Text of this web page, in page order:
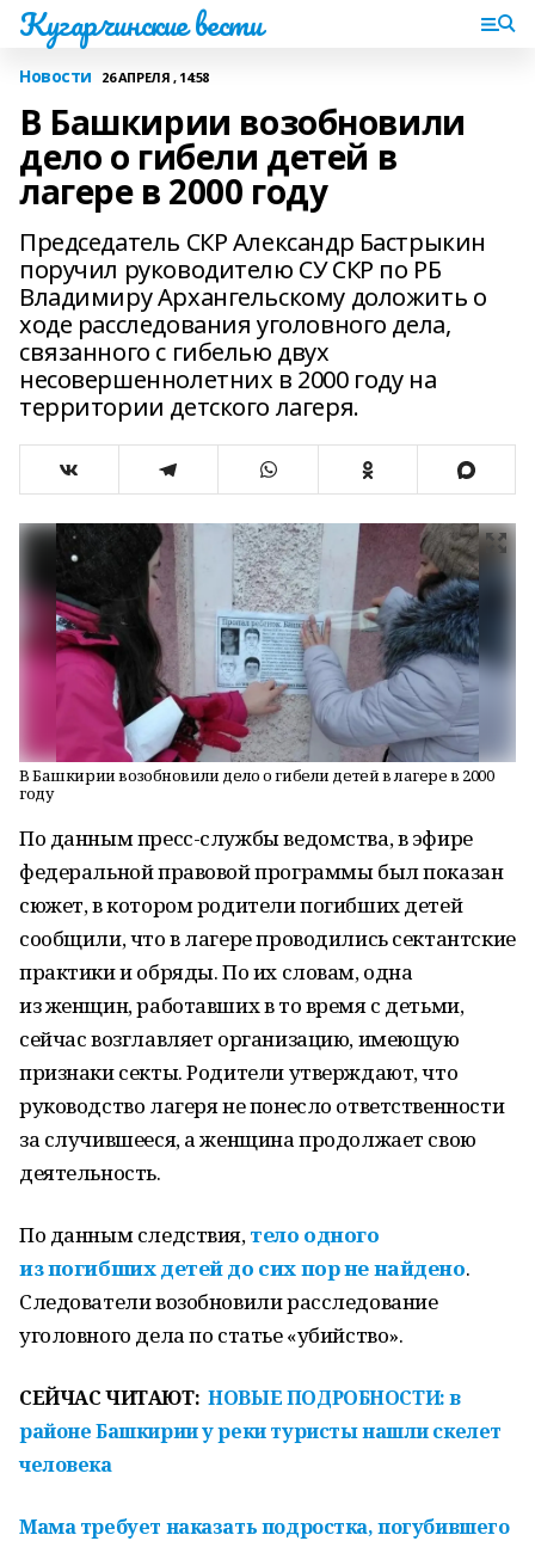
Кугарчинские вести
Новости 26 АПРЕЛЯ , 14:58
В Башкирии возобновили
дело о гибели детей в
лагере в 2000 году
Председатель СКР Александр Бастрыкин
поручил руководителю СУ СКР по РБ
Владимиру Архангельскому доложить о
ходе расследования уголовного дела,
связанного с гибелью двух
несовершеннолетних в 2000 году на
территории детского лагеря.
В Башкирии возобновили дело о гибели детей в лагере в 2000
году
По данным пресс-службы ведомства, в эфире
федеральной правовой программы был показан
сюжет, в котором родители погибших детей
сообщили, что в лагере проводились сектантские
практики и обряды. По их словам, одна
из женщин, работавших в то время с детьми,
сейчас возглавляет организацию, имеющую
признаки секты. Родители утверждают, что
руководство лагеря не понесло ответственности
за случившееся, а женщина продолжает свою
деятельность.
По данным следствия,тело одного
из погибших детей до сих пор не найдено.
Следователи возобновили расследование
уголовного дела по статье «убийство».
СЕЙЧАС ЧИТАЮТ:НОВЫЕ ПОДРОБНОСТИ: в
районе Башкирии у реки туристы нашли скелет
человека
Мама требует наказать подростка, погубившего